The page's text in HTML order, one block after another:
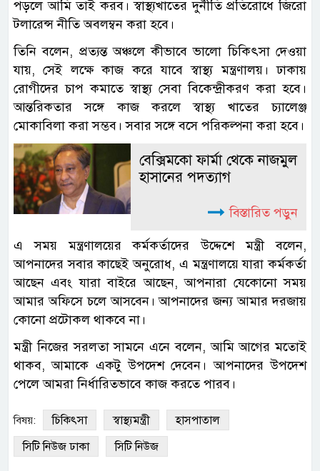
পড়লে আমি তাই করব। স্বাস্থ্যখাতের দুর্নীতি প্রতিরোধে জিরো
টলারেন্স নীতি অবলম্বন করা হবে।
তিনি বলেন, প্রত্যন্ত অঞ্চলে কীভাবে ভালো চিকিৎসা দেওয়া
যায়, সেই লক্ষে কাজ করে যাবে স্বাস্থ্য মন্ত্রণালয়। ঢাকায়
রোগীদের চাপ কমাতে স্বাস্থ্য সেবা বিকেন্দ্রীকরণ করা হবে।
আন্তরিকতার সঙ্গে কাজ করলে স্বাস্থ্য খাতের চ্যালেঞ্জ
মোকাবিলা করা সম্ভব। সবার সঙ্গে বসে পরিকল্পনা করা হবে।
বেক্সিমকো ফার্মা থেকে নাজমুল
হাসানের পদত্যাগ
বিস্তারিত পড়ুন
এ সময় মন্ত্রণালয়ের কর্মকর্তাদের উদ্দেশে মন্ত্রী বলেন,
আপনাদের সবার কাছেই অনুরোধ, এ মন্ত্রণালয়ে যারা কর্মকর্তা
আছেন এবং যারা বাইরে আছেন, আপনারা যেকোনো সময়
আমার অফিসে চলে আসবেন। আপনাদের জন্য আমার দরজায়
কোনো প্রটোকল থাকবে না।
মন্ত্রী নিজের সরলতা সামনে এনে বলেন, আমি আগের মতোই
থাকব, আমাকে একটু উপদেশ দেবেন। আপনাদের উপদেশ
পেলে আমরা নির্ধারিতভাবে কাজ করতে পারব।
বিষয়: চিকিৎসা স্বাস্থ্যমন্ত্রী
হাসপাতাল
সিটি নিউজ ঢাকা
সিটি নিউজ